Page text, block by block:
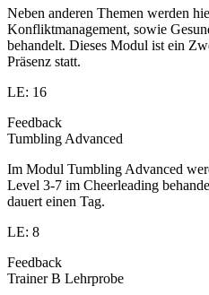
Neben anderen Themen werden
Konfliktmanagement, sowie
behandelt. Dieses Modul ist ein
Präsenz statt.
LE: 16
Feedback
Tumbling Advanced
Im Modul Tumbling Advanced
Level 3-7 im Cheerleading
dauert einen Tag.
LE: 8
Feedback
Trainer B Lehrprobe